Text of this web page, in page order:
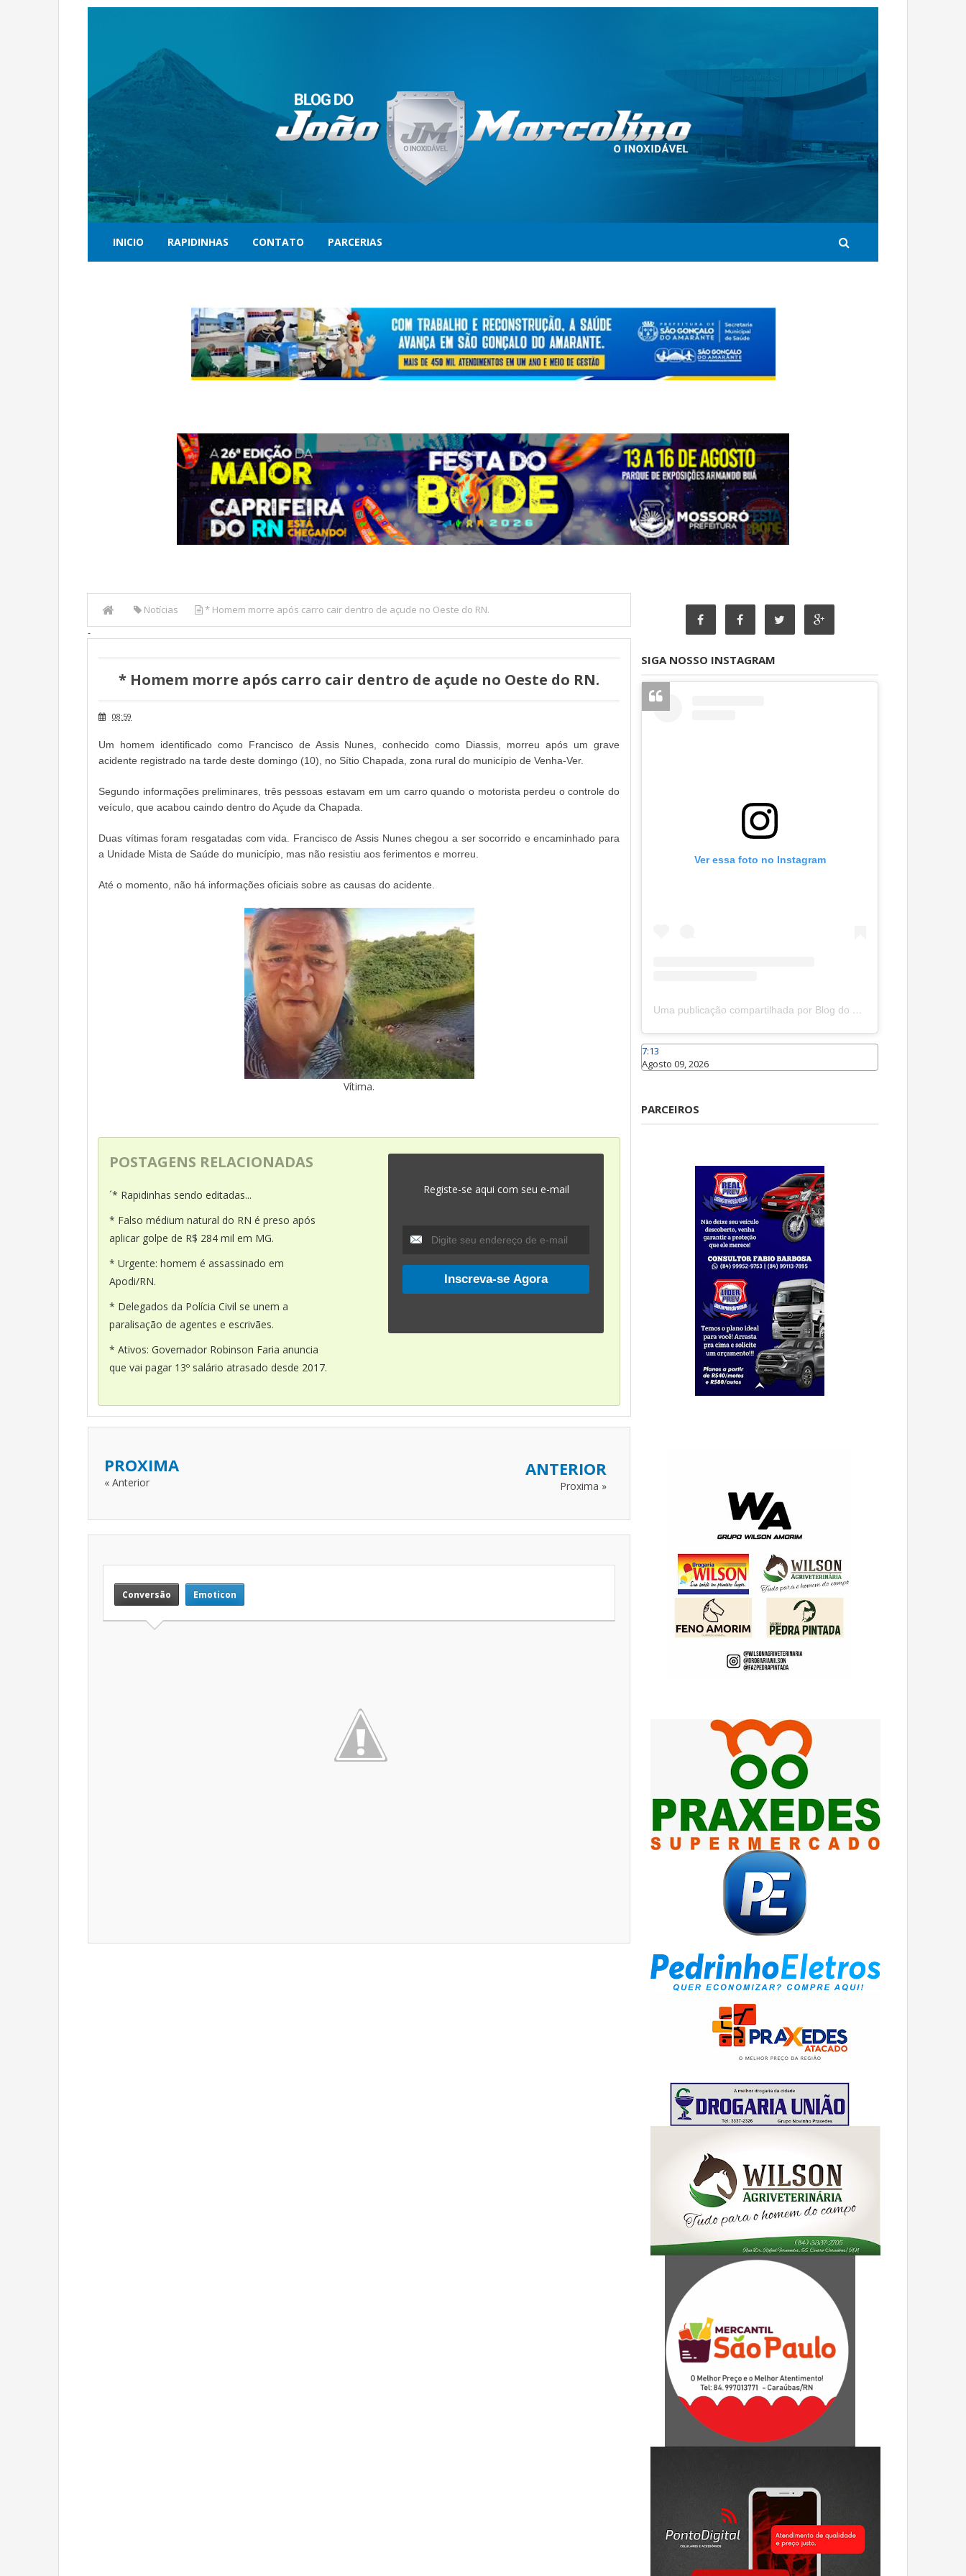
INICIO RAPIDINHAS CONTATO PARCERIAS
Notícias
* Homem morre após carro cair dentro de açude no Oeste do RN.
-
* Homem morre após carro cair dentro de açude no Oeste do RN.
08:59
Um homem identificado como Francisco de Assis Nunes, conhecido como Diassis, morreu após um grave
acidente registrado na tarde deste domingo (10), no Sítio Chapada, zona rural do município de Venha-Ver.
Segundo informações preliminares, três pessoas estavam em um carro quando o motorista perdeu o controle do
veículo, que acabou caindo dentro do Açude da Chapada.
Duas vítimas foram resgatadas com vida. Francisco de Assis Nunes chegou a ser socorrido e encaminhado para
a Unidade Mista de Saúde do município, mas não resistiu aos ferimentos e morreu.
Até o momento, não há informações oficiais sobre as causas do acidente.
Vítima.
POSTAGENS RELACIONADAS
´* Rapidinhas sendo editadas...
* Falso médium natural do RN é preso após
aplicar golpe de R$ 284 mil em MG.
* Urgente: homem é assassinado em
Apodi/RN.
* Delegados da Polícia Civil se unem a
paralisação de agentes e escrivães.
* Ativos: Governador Robinson Faria anuncia
que vai pagar 13º salário atrasado desde 2017.
Registe-se aqui com seu e-mail
PROXIMA
« Anterior
ANTERIOR
Proxima »
Conversão Emoticon
SIGA NOSSO INSTAGRAM
Ver essa foto no Instagram
Uma publicação compartilhada por Blog do João Marcolino (@joaomarcolinoneto)
7:13
Agosto 09, 2026
PARCEIROS